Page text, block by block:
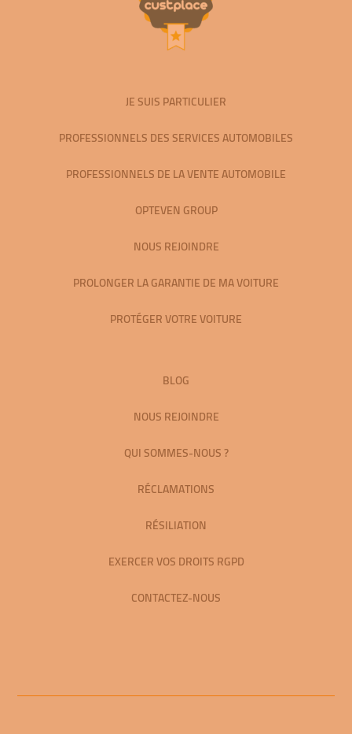
JE SUIS PARTICULIER
PROFESSIONNELS DES SERVICES AUTOMOBILES
PROFESSIONNELS DE LA VENTE AUTOMOBILE
OPTEVEN GROUP
NOUS REJOINDRE
PROLONGER LA GARANTIE DE MA VOITURE
PROTÉGER VOTRE VOITURE
BLOG
NOUS REJOINDRE
QUI SOMMES-NOUS ?
RÉCLAMATIONS
RÉSILIATION
EXERCER VOS DROITS RGPD
CONTACTEZ-NOUS